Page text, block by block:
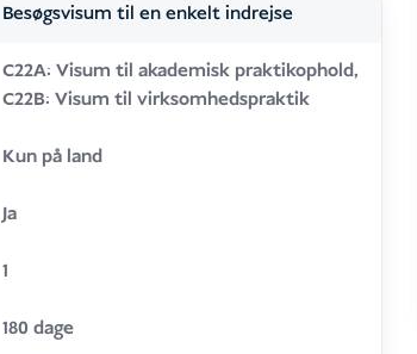
Besøgsvisum til en enkelt indrejse
C22A: Visum til akademisk praktikophold,
C22B: Visum til virksomhedspraktik
Kun på land
Ja
1
180 dage